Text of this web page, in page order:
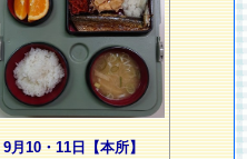
9月10・11日【本所】